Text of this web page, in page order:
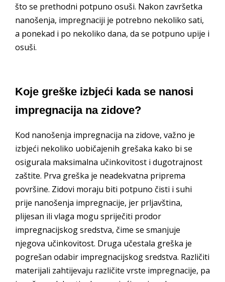
što se prethodni potpuno osuši. Nakon završetka
nanošenja, impregnaciji je potrebno nekoliko sati,
a ponekad i po nekoliko dana, da se potpuno upije i
osuši.
Koje greške izbjeći kada se nanosi
impregnacija na zidove?
Kod nanošenja impregnacija na zidove, važno je
izbjeći nekoliko uobičajenih grešaka kako bi se
osigurala maksimalna učinkovitost i dugotrajnost
zaštite. Prva greška je neadekvatna priprema
površine. Zidovi moraju biti potpuno čisti i suhi
prije nanošenja impregnacije, jer prljavština,
plijesan ili vlaga mogu spriječiti prodor
impregnacijskog sredstva, čime se smanjuje
njegova učinkovitost. Druga učestala greška je
pogrešan odabir impregnacijskog sredstva. Različiti
materijali zahtijevaju različite vrste impregnacije, pa